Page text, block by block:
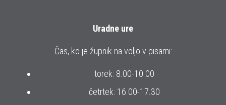
Uradne ure
Čas, ko je župnik na voljo v pisarni:
torek: 8.00-10.00
četrtek: 16.00-17.30